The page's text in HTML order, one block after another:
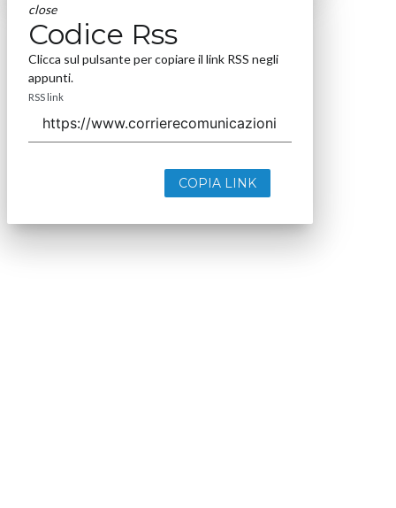
close
Codice Rss
Clicca sul pulsante per copiare il link RSS negli
appunti.
RSS link
COPIA LINK